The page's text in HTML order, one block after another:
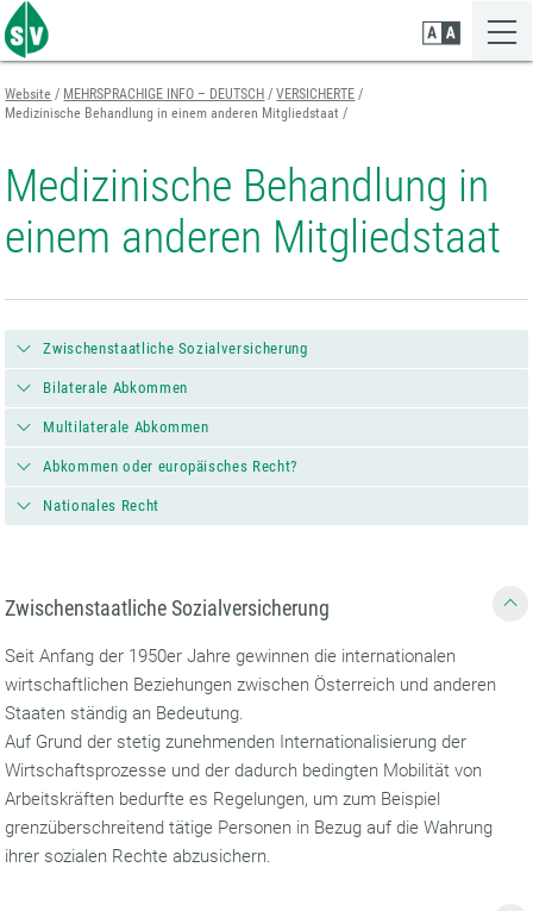
Zum
Seiteninhalt
springen
Zur
Navigation
springen
Zur
Mobilen
Navigation
springen
Website MEHRSPRACHIGE INFO – DEUTSCH
VERSICHERTE
Medizinische Behandlung in einem anderen Mitgliedstaat
Medizinische Behandlung in
einem anderen Mitgliedstaat
Zwischenstaatliche Sozialversicherung
Bilaterale Abkommen
Multilaterale Abkommen
Abkommen oder europäisches Recht?
Nationales Recht
Zwischenstaatliche Sozialversicherung
Seit Anfang der 1950er Jahre gewinnen die internationalen
wirtschaftlichen Beziehungen zwischen Österreich und anderen
Staaten ständig an Bedeutung.
Auf Grund der stetig zunehmenden Internationalisierung der
Wirtschaftsprozesse und der dadurch bedingten Mobilität von
Arbeitskräften ­bedurfte es Regelungen, um zum Beispiel
grenzüberschreitend tätige Personen in Bezug auf die Wahrung
ihrer sozialen Rechte abzu­sichern.